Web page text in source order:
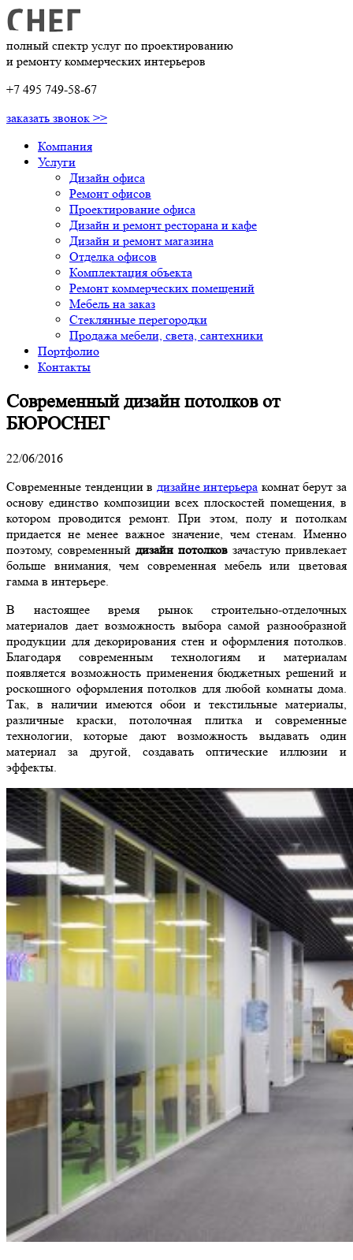
полный спектр услуг по проектированию
и ремонту коммерческих интерьеров
+7 495 749-58-67
заказать звонок >>
Компания
Услуги
Дизайн офиса
Ремонт офисов
Проектирование офиса
Дизайн и ремонт ресторана и кафе
Дизайн и ремонт магазина
Отделка офисов
Комплектация объекта
Ремонт коммерческих помещений
Мебель на заказ
Стеклянные перегородки
Продажа мебели, света, сантехники
Портфолио
Контакты
Современный дизайн потолков от
БЮРОСНЕГ
22/06/2016
Современные тенденции в дизайне интерьера комнат берут за
основу единство композиции всех плоскостей помещения, в
котором проводится ремонт. При этом, полу и потолкам
придается не менее важное значение, чем стенам. Именно
поэтому, современный дизайн потолков зачастую привлекает
больше внимания, чем современная мебель или цветовая
гамма в интерьере.
В настоящее время рынок строительно-отделочных
материалов дает возможность выбора самой разнообразной
продукции для декорирования стен и оформления потолков.
Благодаря современным технологиям и материалам
появляется возможность применения бюджетных решений и
роскошного оформления потолков для любой комнаты дома.
Так, в наличии имеются обои и текстильные материалы,
различные краски, потолочная плитка и современные
технологии, которые дают возможность выдавать один
материал за другой, создавать оптические иллюзии и
эффекты.